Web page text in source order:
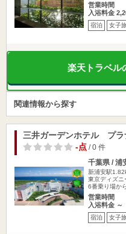
営業時間
入浴料金
宿泊 女子
楽天トラベル
関連情報から探す
三井ガーデンホテル プラ
-点/ 0 件
千葉県 / 浦
新浦安駅
東京ディズニ
6番乗り場か
営業時間
入浴料金 ～
宿泊 女子